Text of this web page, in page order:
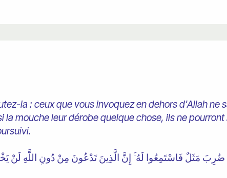
la : ceux que vous invoquez en dehors d'Allah ne
mouche leur dérobe quelque chose, ils ne pourront
ضُرِبَ مَثَلٌ فَاسْتَمِعُوا لَهُ ۚ إِنَّ الَّذِينَ تَدْعُونَ مِنْ دُونِ اللَّهِ لَنْ